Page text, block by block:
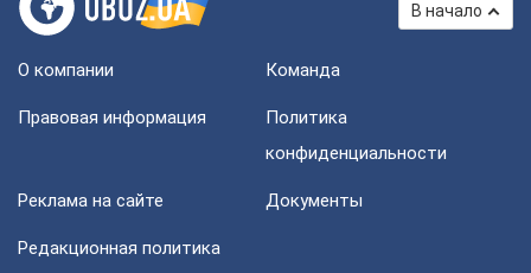
В начало
О компании Команда
Правовая информация
Политика
конфиденциальности
Реклама на сайте Документы
Редакционная политика